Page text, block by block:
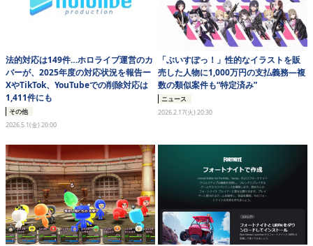
法的対応は149件…ホロライブ運営のカ
バーが、2025年度の対応状況を報告ー
XやTikTok、YouTubeでの削除対応は
1,411件にも
その他
2026.5.1(金) 20:00
「ぶいすぽっ！」性的なイラストを販
売した人物に1,000万円の支払義務―複
数の類似案件も“特定済み”
ニュース
2026.2.17(火) 20:30